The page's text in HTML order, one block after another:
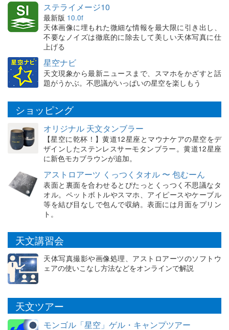
ステライメージ10
最新版 10.0f
天体画像に埋もれた微細な情報を最大限に引き出し、
不要なノイズは徹底的に除去して美しい天体写真に仕
上げる
星空ナビ
天文現象から最新ニュースまで、スマホをかざすと話
題がうかぶ。不思議がいっぱいの星空を楽しもう
ショッピング
オリジナル 天文タンブラー
【星空に乾杯！】黄道12星座とマウナケアの星空をデ
ザインしたステンレスサーモタンブラー。黄道12星座
に新色モカブラウンが追加。
アストロアーツ くっつくタオル 〜 包むーん
表面と裏面を合わせるとぴたっとくっつく不思議なタ
オル。ペットボトルやスマホ、アイピースやケーブル
等を結び目なしで包んで収納。表面には月面をプリン
ト。
天文講習会
天体写真撮影や画像処理、アストロアーツのソフトウ
ェアの使いこなし方法などをオンラインで解説
天文ツアー
モンゴル「星空」ゲル・キャンプツアー